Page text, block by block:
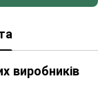
виробників